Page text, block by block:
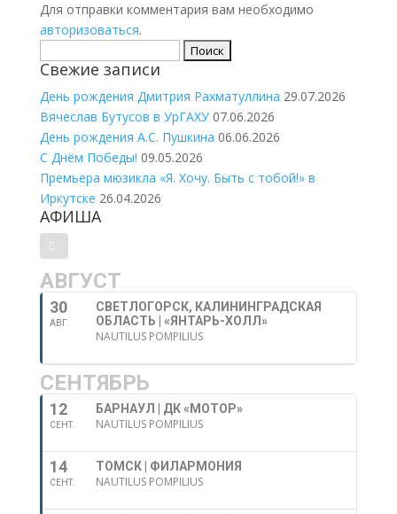
Для отправки комментария вам необходимо
авторизоваться.
Свежие записи
День рождения Дмитрия Рахматуллина 29.07.2026
Вячеслав Бутусов в УрГАХУ 07.06.2026
День рождения А.С. Пушкина 06.06.2026
С Днём Победы! 09.05.2026
Премьера мюзикла «Я. Хочу. Быть с тобой!» в
Иркутске 26.04.2026
АФИША
АВГУСТ
30
АВГ.
СВЕТЛОГОРСК, КАЛИНИНГРАДСКАЯ
ОБЛАСТЬ | «ЯНТАРЬ-ХОЛЛ»
NAUTILUS POMPILIUS
СЕНТЯБРЬ
12
СЕНТ.
БАРНАУЛ | ДК «МОТОР»
NAUTILUS POMPILIUS
14
СЕНТ.
ТОМСК | ФИЛАРМОНИЯ
NAUTILUS POMPILIUS